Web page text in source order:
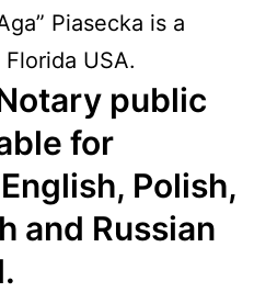
Piasecka is a
USA.
public
for
Polish,
and Russian